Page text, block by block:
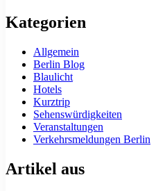
Kategorien
Allgemein
Berlin Blog
Blaulicht
Hotels
Kurztrip
Sehenswürdigkeiten
Veranstaltungen
Verkehrsmeldungen Berlin
Artikel aus